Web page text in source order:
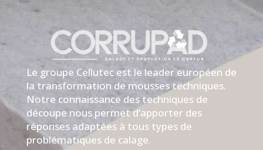
Le groupe Cellutec est le leader européen de
la transformation de mousses techniques.
Notre connaissance des techniques de
découpe nous permet d’apporter des
réponses adaptées à tous types de
problématiques de calage.